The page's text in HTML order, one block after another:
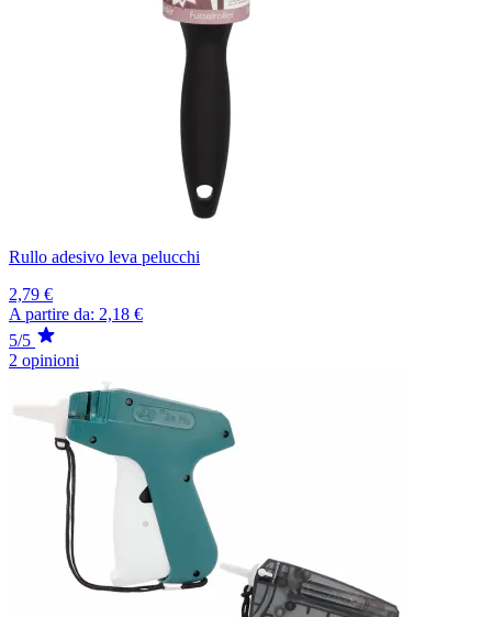
Rullo adesivo leva pelucchi
2,79 €
A partire da: 2,18 €
5/5
2 opinioni